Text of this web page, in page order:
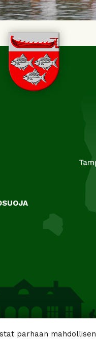
parhaan mahdollisen